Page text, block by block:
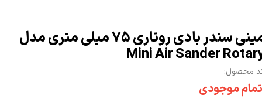
مینی سندر بادی روتاری 75 میلی متری مدل
Mini Air Sander
محصول:
موجودی